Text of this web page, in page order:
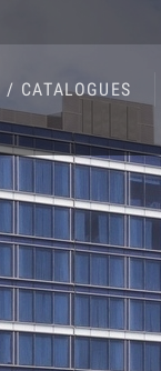
/ CATALOGUES